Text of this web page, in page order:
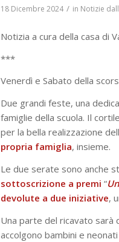
18 Dicembre 2024 / in Notizie
Notizia a cura della casa di
***
Venerdì e Sabato della
Due grandi feste, una
famiglie della scuola. Il
per la bella realizzazione
propria famiglia, insieme.
Le due serate sono anche
sottoscrizione a premi “
devolute a due iniziative,
Una parte del ricavato sarà
accolgono bambini e